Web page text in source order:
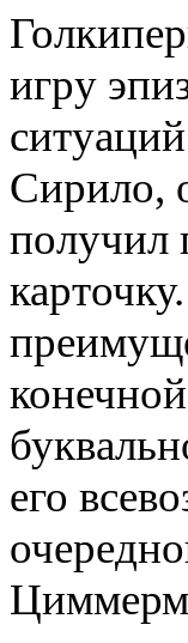
игру
Сирило,
получил
его